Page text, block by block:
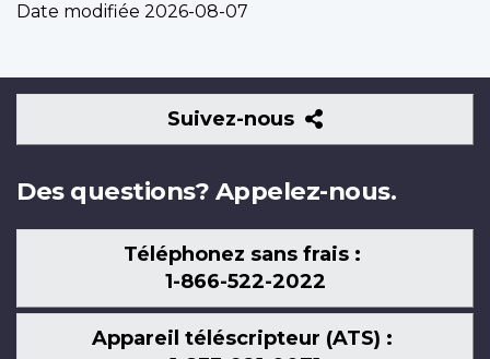
Date modifiée 2026-08-07
Suivez-nous
Suivez-
nous
Des questions? Appelez-nous.
Téléphonez sans frais :
1-866-522-2022
Appareil téléscripteur (ATS) :